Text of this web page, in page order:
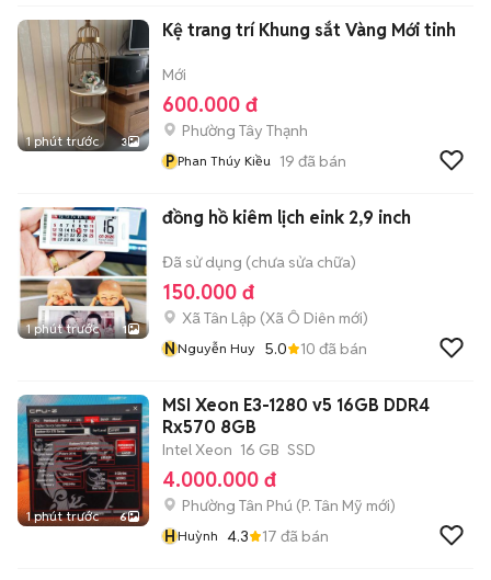
1 phút trước 3
Kệ trang trí Khung sắt Vàng Mới tinh
Mới
600.000 đ
Phường Tây Thạnh
P Phan Thúy Kiều 19 đã bán
1 phút trước 1
đồng hồ kiêm lịch eink 2,9 inch
Đã sử dụng (chưa sửa chữa)
150.000 đ
Xã Tân Lập (Xã Ô Diên mới)
NNguyễn Huy 5.0 10 đã bán
1 phút trước 6
MSI Xeon E3-1280 v5 16GB DDR4
Rx570 8GB
Intel Xeon 16 GB SSD
4.000.000 đ
Phường Tân Phú (P. Tân Mỹ mới)
HHuỳnh 4.3 17 đã bán